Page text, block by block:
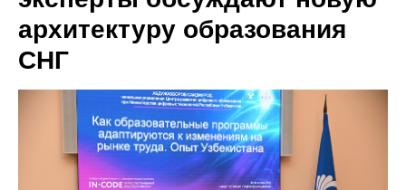
архитектуру образования
СНГ